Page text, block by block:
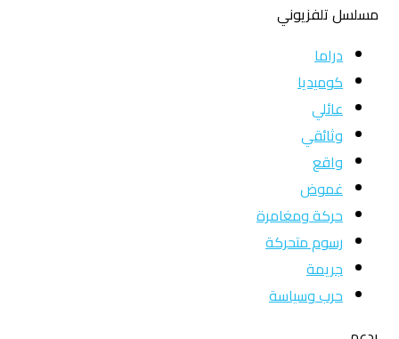
مسلسل تلفزيوني
دراما
كوميديا
عائلي
وثائقي
واقع
غموض
حركة ومغامرة
رسوم متحركة
جريمة
حرب وسياسة